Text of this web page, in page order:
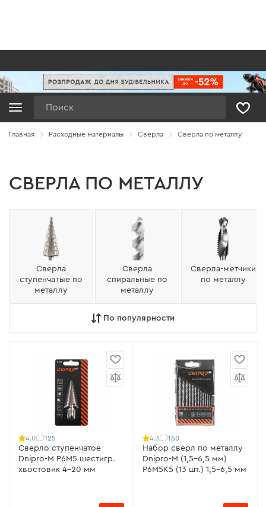
Главная Расходные материалы Сверла Сверла по металлу
СВЕРЛА ПО МЕТАЛЛУ
Сверла
ступенчатые по
металлу
Сверла
спиральные по
металлу
Сверла-метчики
по металлу
По популярности
4.0 125
Сверло ступенчатое
Dnipro-M Р6М5 шестигр.
хвостовик 4-20 мм
4.3 150
Набор сверл по металлу
Dnipro-M (1,5-6,5 мм)
P6M5K5 (13 шт.) 1,5-6,5 мм